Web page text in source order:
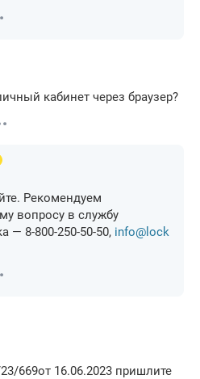
кабинет через браузер?
Рекомендуем
вопросу в службу
— 8-800-250-50-50, info@lock
669от 16.06.2023 пришлите